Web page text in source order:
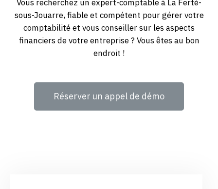
Vous recherchez un expert-comptable à La Ferté-
sous-Jouarre, fiable et compétent pour gérer votre
comptabilité et vous conseiller sur les aspects
financiers de votre entreprise ? Vous êtes au bon
endroit !
Réserver un appel de démo